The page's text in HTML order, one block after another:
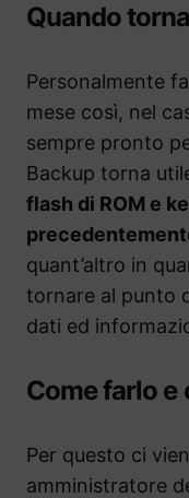
Quando
Personalmente
mese così, nel
sempre pronto
Backup torna
flash di ROM e
quant’altro in
tornare al punto
dati ed
Come farlo
Per questo ci
amministratore